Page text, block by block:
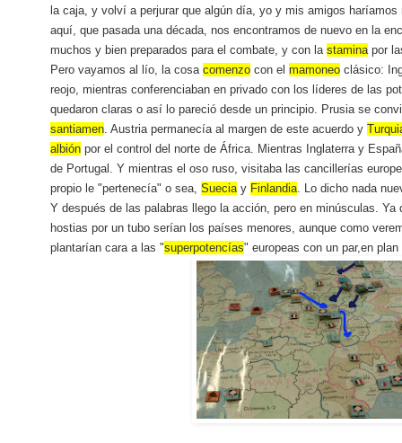
la caja, y volví a perjurar que algún día, yo y mis amigos
aquí, que pasada una década, nos encontramos de nuevo en la
muchos y bien preparados para el combate, y con lastaminapor
Pero vayamos al lío, la cosacomenzo con elmamoneo clásico:
reojo, mientras conferenciaban en privado con los líderes de las
quedaron claras o así lo pareció desde un principio. Prusia se
santiamen. Austria permanecía al margen de este acuerdo y
albión por el control del norte de África. Mientras Inglaterra y
de Portugal. Y mientras el oso ruso, visitaba las cancillerías
propio le "pertenecía" o sea,Sueciay Finlandia. Lo dicho nada
Y después de las palabras llego la acción, pero en minúsculas. Ya
hostias por un tubo serían los países menores, aunque como
plantarían cara a las "superpotencías" europeas con un par,en